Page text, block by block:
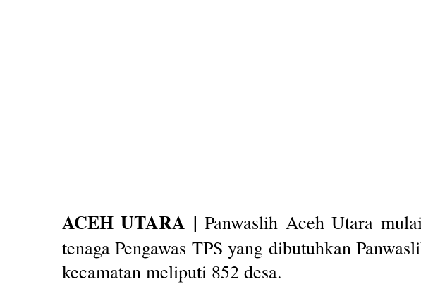
ACEH UTARA | Panwaslih Aceh Utara
tenaga Pengawas TPS yang dibutuhkan
kecamatan meliputi 852 desa.